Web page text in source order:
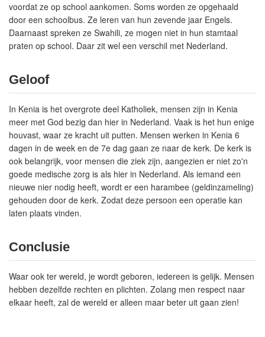
voordat ze op school aankomen. Soms worden ze opgehaald
door een schoolbus. Ze leren van hun zevende jaar Engels.
Daarnaast spreken ze Swahili, ze mogen niet in hun stamtaal
praten op school. Daar zit wel een verschil met Nederland.
Geloof
In Kenia is het overgrote deel Katholiek, mensen zijn in Kenia
meer met God bezig dan hier in Nederland. Vaak is het hun enige
houvast, waar ze kracht uit putten. Mensen werken in Kenia 6
dagen in de week en de 7e dag gaan ze naar de kerk. De kerk is
ook belangrijk, voor mensen die ziek zijn, aangezien er niet zo'n
goede medische zorg is als hier in Nederland. Als iemand een
nieuwe nier nodig heeft, wordt er een harambee (geldinzameling)
gehouden door de kerk. Zodat deze persoon een operatie kan
laten plaats vinden.
Conclusie
Waar ook ter wereld, je wordt geboren, iedereen is gelijk. Mensen
hebben dezelfde rechten en plichten. Zolang men respect naar
elkaar heeft, zal de wereld er alleen maar beter uit gaan zien!